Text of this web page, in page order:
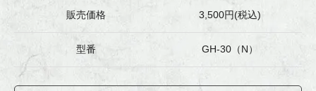
販売価格 3,500円(税込)
型番 GH-30（N）